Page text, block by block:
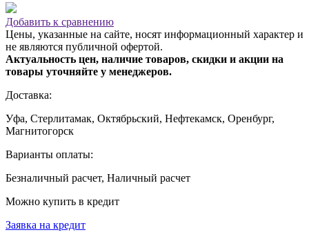
Добавить к сравнению
Цены, указанные на сайте, носят информационный характер и
не являются публичной офертой.
Актуальность цен, наличие товаров, скидки и акции на
товары уточняйте у менеджеров.
Доставка:
Уфа, Стерлитамак, Октябрьский, Нефтекамск, Оренбург,
Магнитогорск
Варианты оплаты:
Безналичный расчет, Наличный расчет
Можно купить в кредит
Заявка на кредит